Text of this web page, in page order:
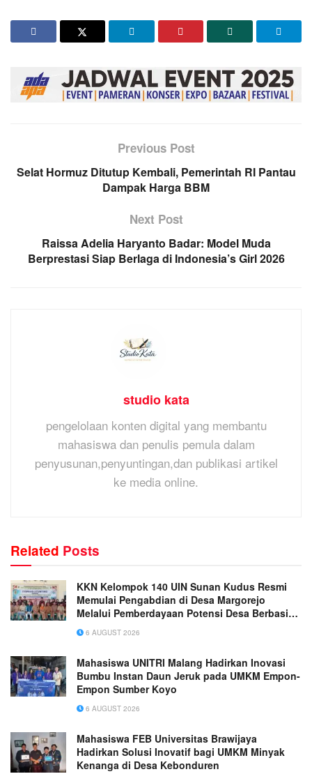
Previous Post
Selat Hormuz Ditutup Kembali, Pemerintah RI Pantau
Dampak Harga BBM
Next Post
Raissa Adelia Haryanto Badar: Model Muda
Berprestasi Siap Berlaga di Indonesia’s Girl 2026
studio kata
pengelolaan konten digital yang membantu
mahasiswa dan penulis pemula dalam
penyusunan,penyuntingan,dan publikasi artikel
ke media online.
Related Posts
KKN Kelompok 140 UIN Sunan Kudus Resmi
Memulai Pengabdian di Desa Margorejo
Melalui Pemberdayaan Potensi Desa Berbasis
Ekoteologi
6 AUGUST 2026
Mahasiswa UNITRI Malang Hadirkan Inovasi
Bumbu Instan Daun Jeruk pada UMKM Empon-
Empon Sumber Koyo
6 AUGUST 2026
Mahasiswa FEB Universitas Brawijaya
Hadirkan Solusi Inovatif bagi UMKM Minyak
Kenanga di Desa Kebonduren